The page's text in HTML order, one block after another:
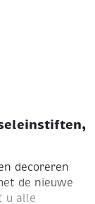
decoreren
de nieuwe
u alle